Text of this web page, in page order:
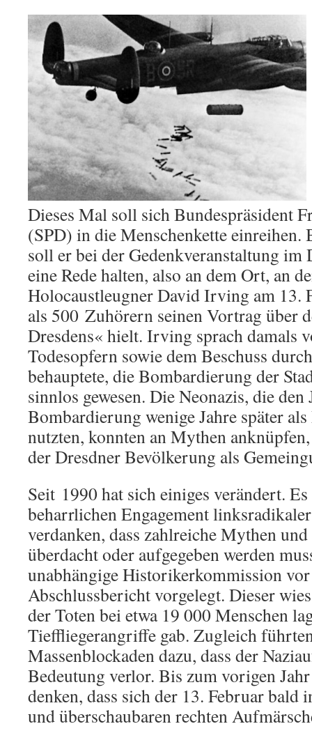
Dieses Mal soll sich Bundespräsident
(SPD) in die Menschenkette einreihen.
soll er bei der Gedenkveranstaltung im
eine Rede halten, also an dem Ort, an
Holocaustleugner David Irving am 13.
als 500 Zuhörern seinen Vortrag über
Dresdens« hielt. Irving sprach damals
Todesopfern sowie dem Beschuss
behauptete, die Bombardierung der
sinnlos gewesen. Die Neonazis, die den
Bombardierung wenige Jahre später
nutzten, konnten an Mythen
der Dresdner Bevölkerung als
Seit 1990 hat sich einiges verändert.
beharrlichen Engagement
verdanken, dass zahlreiche Mythen
überdacht oder aufgegeben werden
unabhängige Historikerkommission
Abschlussbericht vorgelegt. Dieser
der Toten bei etwa 19 000 Menschen
Tieffliegerangriffe gab. Zugleich
Massenblockaden dazu, dass der
Bedeutung verlor. Bis zum vorigen
denken, dass sich der 13. Februar bald
und überschaubaren rechten